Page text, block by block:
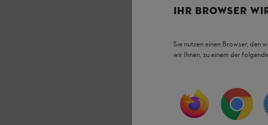
IHR BROWSER
Sie nutzen einen Browser, den
wir Ihnen, zu einem der